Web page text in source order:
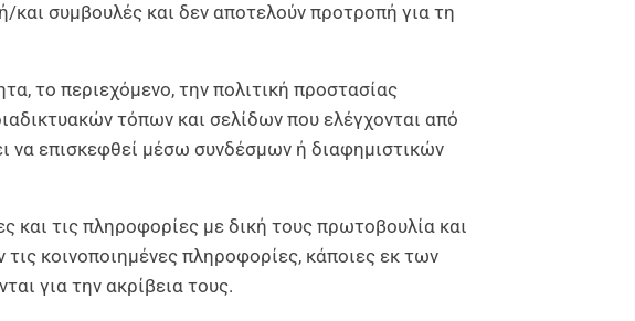
συμβουλές και δεν αποτελούν προτροπή για τη
το περιεχόμενο, την πολιτική προστασίας
τόπων και σελίδων που ελέγχονται από
να επισκεφθεί μέσω συνδέσμων ή διαφημιστικών
και τις πληροφορίες με δική τους πρωτοβουλία και
κοινοποιημένες πληροφορίες, κάποιες εκ των
για την ακρίβεια τους.